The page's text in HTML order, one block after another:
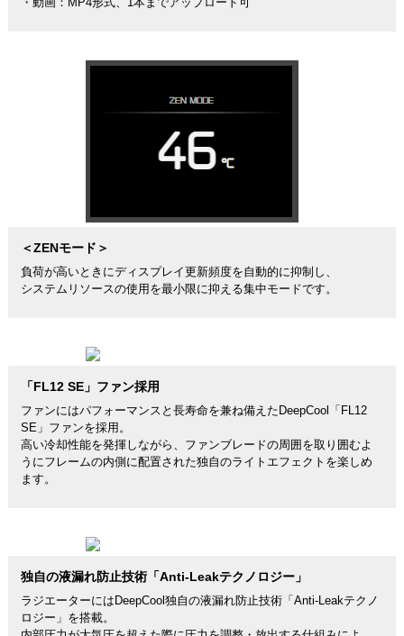
・動画：MP4形式、1本までアップロード可
＜ZENモード＞
負荷が高いときにディスプレイ更新頻度を自動的に抑制し、
システムリソースの使用を最小限に抑える集中モードです。
「FL12 SE」ファン採用
ファンにはパフォーマンスと長寿命を兼ね備えたDeepCool「FL12
SE」ファンを採用。
高い冷却性能を発揮しながら、ファンブレードの周囲を取り囲むよ
うにフレームの内側に配置された独自のライトエフェクトを楽しめ
ます。
独自の液漏れ防止技術「Anti-Leakテクノロジー」
ラジエーターにはDeepCool独自の液漏れ防止技術「Anti-Leakテクノ
ロジー」を搭載。